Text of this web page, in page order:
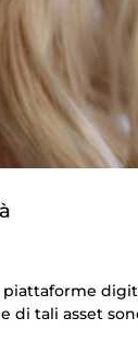
piattaforme
di tali asset